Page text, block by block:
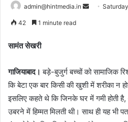
admin@hintmedia.in
Send
42 1 minute read
सामंत सेखरी
गाजियाबाद। बड़े-बुजुर्ग बच्चों को सामाजिक
कि बेटा एक बार किसी की खुशी में शरीका न
इसलिए कहते थे कि जिनके घर में गमी
उबरने में हिम्मत मिलती थी। साथ ही यह भी